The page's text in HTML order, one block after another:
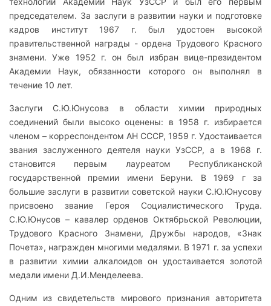
председателем. За заслуги в развитии науки и подготовке
кадров институт 1967 г. был удостоен высокой
правительственной награды - ордена Трудового Красного
знамени. Уже 1952 г. он был избран вице-президентом
Академии Наук, обязанности которого он выполнял в
течение 10 лет.
Заслуги С.Ю.Юнусова в области химии природных
соединений были высоко оценены: в 1958 г. избирается
членом – корреспондентом АН СССР, 1959 г. Удостаивается
звания заслуженного деятеля науки УзССР, а в 1968 г.
становится первым лауреатом Республиканской
государственной премии имени Беруни. В 1969 г за
большие заслуги в развитии советской науки С.Ю.Юнусову
присвоено звание Героя Социалистического Труда.
С.Ю.Юнусов – кавалер орденов Октябрьской Революции,
Трудового Красного Знамени, Дружбы народов, «Знак
Почета», награжден многими медалями. В 1971 г. за успехи
в развитии химии алкалоидов он удостаивается золотой
медали имени Д.И.Менделеева.
Одним из свидетельств мирового признания авторитета